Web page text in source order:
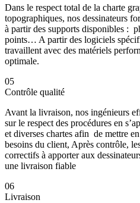
Dans le respect total de la charte
topographiques, nos dessinateurs
à partir des supports disponibles :
points… A partir des logiciels
travaillent avec des matériels
optimale.
05
Contrôle qualité
Avant la livraison, nos ingénieurs
sur le respect des procédures en
et diverses chartes afin de mettre
besoins du client, Après contrôle,
correctifs à apporter aux
une livraison fiable
06
Livraison